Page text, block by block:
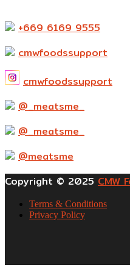
+669 6169 9555
cmwfoodssupport
cmwfoodssupport
@_meatsme_
@_meatsme_
@meatsme
Copyright © 2025 CMW
Terms & Conditions
Privacy Policy